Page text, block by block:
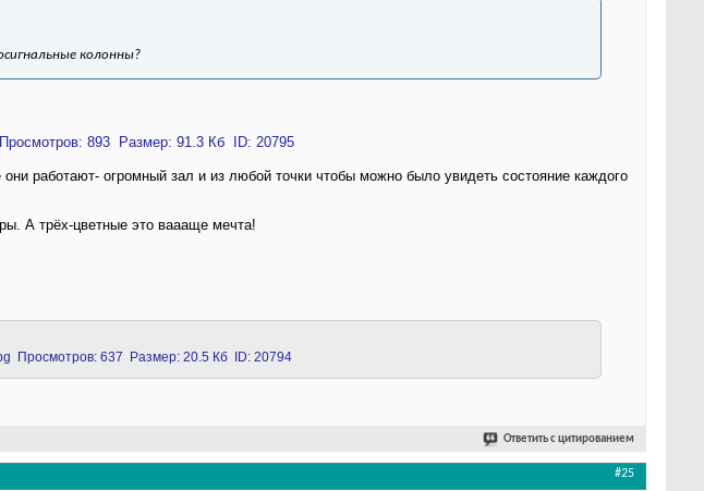
колонны?
работают- огромный зал и из любой точки чтобы можно было увидеть состояние каждого
А трёх-цветные это ваааще мечта!
Ответить с цитированием
#25